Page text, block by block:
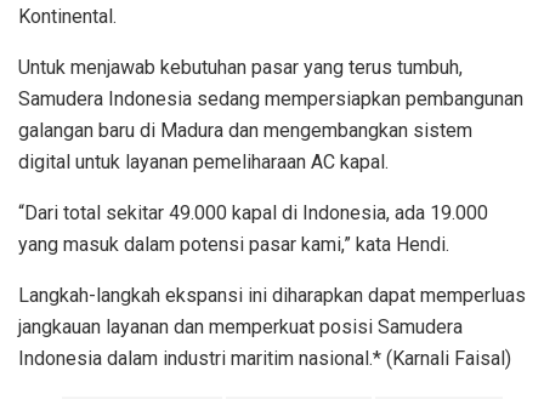
Kontinental.
Untuk menjawab kebutuhan pasar yang terus tumbuh,
Samudera Indonesia sedang mempersiapkan pembangunan
galangan baru di Madura dan mengembangkan sistem
digital untuk layanan pemeliharaan AC kapal.
“Dari total sekitar 49.000 kapal di Indonesia, ada 19.000
yang masuk dalam potensi pasar kami,” kata Hendi.
Langkah-langkah ekspansi ini diharapkan dapat memperluas
jangkauan layanan dan memperkuat posisi Samudera
Indonesia dalam industri maritim nasional.* (Karnali Faisal)